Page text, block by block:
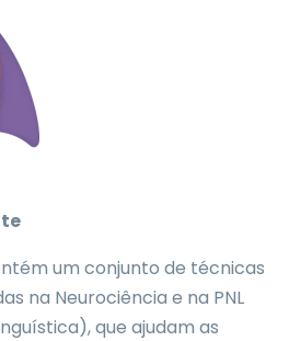
um conjunto de técnicas
na Neurociência e na PNL
que ajudam as